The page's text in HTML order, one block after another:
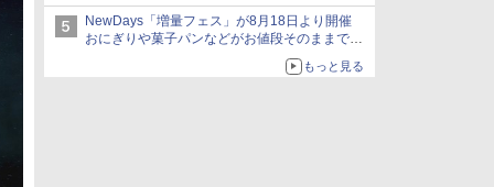
本日発売
アイスカップに入ったスライムやわたぼう、ベ
ビーサタンなどがオリジナルアートで登場
NewDays「増量フェス」が8月18日より開催
おにぎりや菓子パンなどがお値段そのままで最
もっと見る